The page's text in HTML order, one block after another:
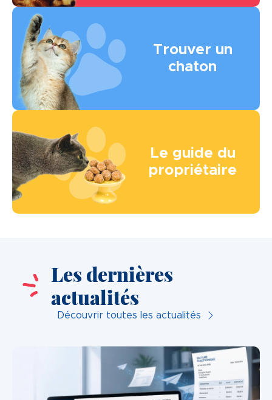
Trouver un
chaton
Image
Le guide du
propriétaire
Image
Les dernières
actualités
Découvrir toutes les actualités